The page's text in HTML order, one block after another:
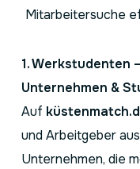
Mitarbeitersuche
1. Werkstudenten
Unternehmen &
Auf
und Arbeitgeber
Unternehmen, die